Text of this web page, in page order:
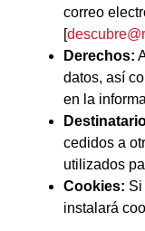
correo
[
Derechos:
datos, así
en la
cedidos a
utilizados
Cookies: Si
instalará